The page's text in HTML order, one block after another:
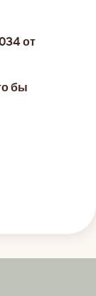
от
бы